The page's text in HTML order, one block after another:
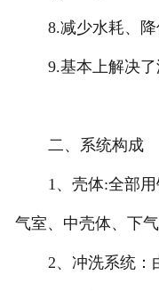
8.减少水耗、降
9.基本上解决了
二、系统构成
1、壳体:全部
气室、中壳体、下气
2、冲洗系统：